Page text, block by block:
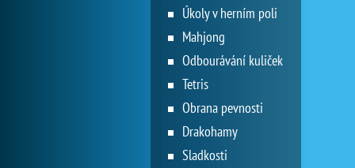
Úkoly v herním poli
Mahjong
Odbourávání kuliček
Tetris
Obrana pevnosti
Drakohamy
Sladkosti